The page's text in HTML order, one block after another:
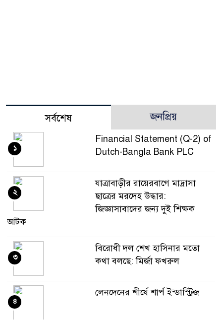
সর্বশেষ জনপ্রিয়
Financial Statement (Q-2) of
Dutch-Bangla Bank PLC
১
যাত্রাবাড়ীর রায়েরবাগে মাদ্রাসা
ছাত্রের মরদেহ উদ্ধার:
জিজ্ঞাসাবাদের জন্য দুই শিক্ষক
আটক
২
বিরোধী দল শেখ হাসিনার মতো
কথা বলছে: মির্জা ফখরুল
৩
লেনদেনের শীর্ষে শার্প ইন্ডাস্ট্রিজ
৪